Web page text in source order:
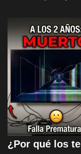
¿Por qué los